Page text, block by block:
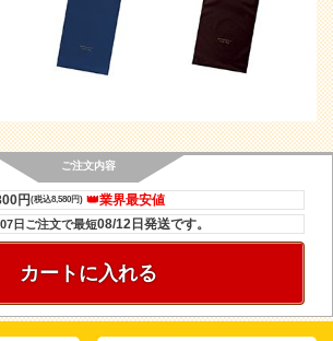
ご注文内容
👑業界最安値
円(税込8,580円)
日ご注文で最短08/12日発送です。
カートに入れる